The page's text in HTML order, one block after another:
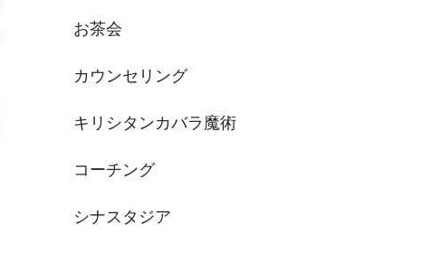
お茶会
カウンセリング
キリシタンカバラ魔術
コーチング
シナスタジア